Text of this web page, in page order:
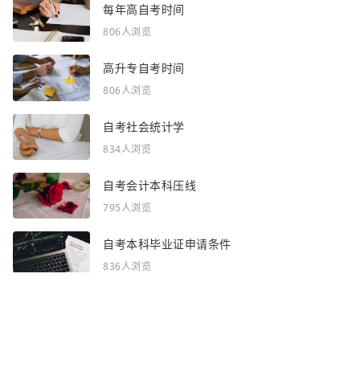
自考专升本含金量
每年高自考时间
高升专自考时间
自考社会统计学
自考会计本科压线